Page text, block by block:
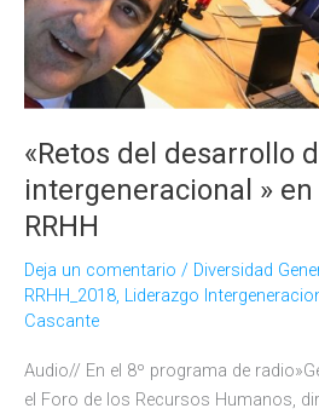
«Retos del desarrollo
intergeneracional »
RRHH
Deja un comentario / Diversidad
RRHH_2018, Liderazgo
Cascante
Audio// En el 8º programa de
el Foro de los Recursos Humanos,